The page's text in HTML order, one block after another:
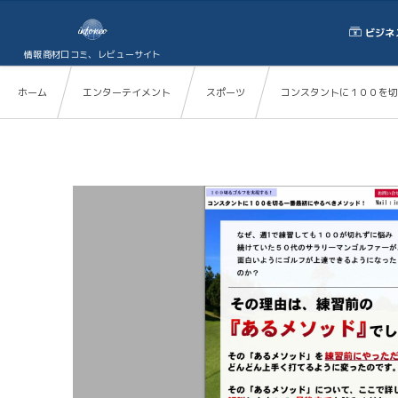
情報商材口コミ、レビューサイト
ビジネ
ホーム エンターテイメント スポーツ コンスタントに１００を